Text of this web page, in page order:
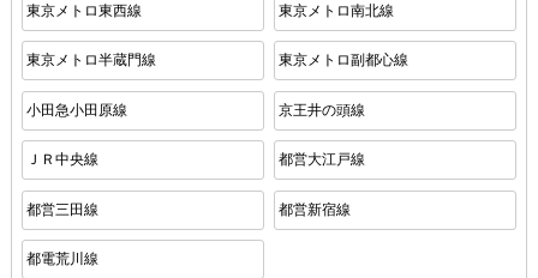
東京メトロ東西線 東京メトロ南北線
東京メトロ半蔵門線 東京メトロ副都心線
小田急小田原線 京王井の頭線
ＪＲ中央線 都営大江戸線
都営三田線 都営新宿線
都電荒川線